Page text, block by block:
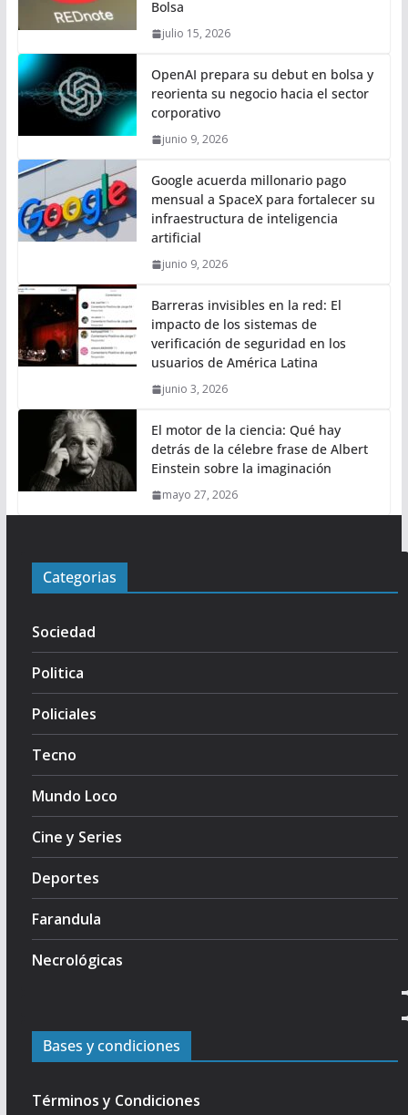
Bolsa
julio 15, 2026
OpenAI prepara su debut en bolsa y
reorienta su negocio hacia el sector
corporativo
junio 9, 2026
Google acuerda millonario pago
mensual a SpaceX para fortalecer su
infraestructura de inteligencia
artificial
junio 9, 2026
Barreras invisibles en la red: El
impacto de los sistemas de
verificación de seguridad en los
usuarios de América Latina
junio 3, 2026
El motor de la ciencia: Qué hay
detrás de la célebre frase de Albert
Einstein sobre la imaginación
mayo 27, 2026
Categorias
Sociedad
Politica
Policiales
Tecno
Mundo Loco
Cine y Series
Deportes
Farandula
Necrológicas
Bases y condiciones
Términos y Condiciones